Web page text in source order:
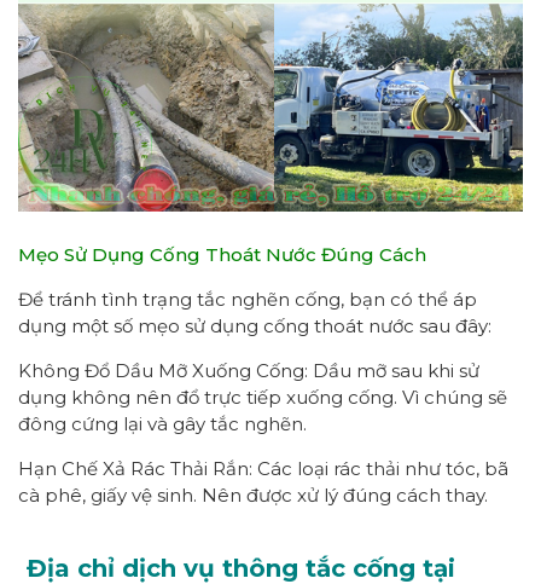
Mẹo Sử Dụng Cống Thoát Nước Đúng Cách
Để tránh tình trạng tắc nghẽn cống, bạn có thể áp
dụng một số mẹo sử dụng cống thoát nước sau đây:
Không Đổ Dầu Mỡ Xuống Cống: Dầu mỡ sau khi sử
dụng không nên đổ trực tiếp xuống cống. Vì chúng sẽ
đông cứng lại và gây tắc nghẽn.
Hạn Chế Xả Rác Thải Rắn: Các loại rác thải như tóc, bã
cà phê, giấy vệ sinh. Nên được xử lý đúng cách thay.
Địa chỉ dịch vụ thông tắc cống tại